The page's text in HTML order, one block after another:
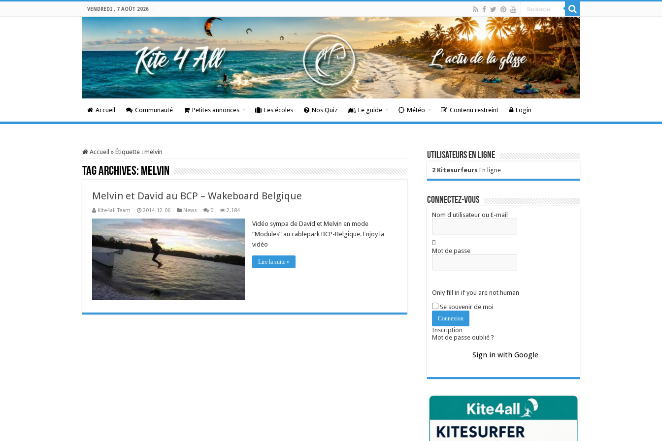
VENDREDI , 7 AOÛT 2026
Accueil Communauté Petites annonces Les écoles Nos Quiz Le guide Météo Contenu restreint Login
Accueil » Étiquette : melvin
Tag Archives: melvin
Melvin et David au BCP – Wakeboard Belgique
Kite4all Team 2014-12-06 News 0 2,184
Vidéo sympa de David et Melvin en mode
“Modules” au cablepark BCP-Belgique. Enjoy la
vidéo
Lire la suite »
Utilisateurs en ligne
2 Kitesurfeurs En ligne
Connectez-vous
Nom d'utilisateur ou E-mail
Mot de passe
Only fill in if you are not human
Se souvenir de moi
Inscription
Mot de passe oublié ?
Sign in with Google